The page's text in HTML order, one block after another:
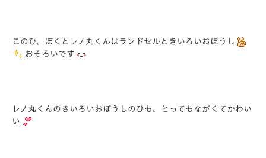
このひ、ぼくとレノ丸くんはランドセルときいろいおぼうし
おそろいです
レノ丸くんのきいろいおぼうしのひも、とってもながくてかわい
い